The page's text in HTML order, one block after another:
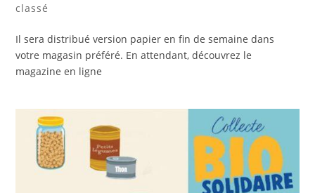
classé
Il sera distribué version papier en fin de semaine dans
votre magasin préféré. En attendant, découvrez le
magazine en ligne